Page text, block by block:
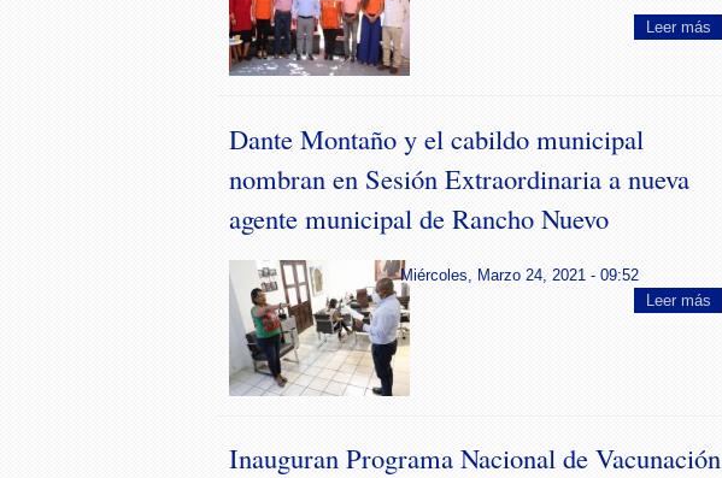
Leer más
Dante Montaño y el cabildo municipal
nombran en Sesión Extraordinaria a nueva
agente municipal de Rancho Nuevo
Miércoles, Marzo 24, 2021 - 09:52
Leer más
Inauguran Programa Nacional de Vacunación